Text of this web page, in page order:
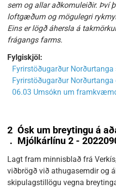
sem og allar aðkomuleiðir. Því
loftgæðum og mögulegri
Eins er lögð áhersla á
frágangs farms.
Fylgiskjöl:
Fyrirstöðugarður
Fyrirstöðugarður
06.03 Umsókn um
2
.
Ósk um breytingu á
Mjólkárlínu 2 -
Lagt fram minnisblað frá
viðbrögð við athugasemdir og
skipulagstillögu vegna